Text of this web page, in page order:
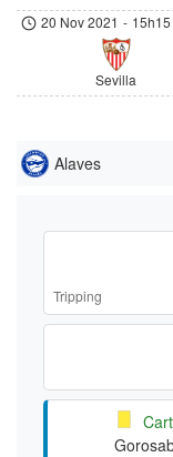
20 Nov 2021 - 15h15
Sevilla
Alaves
Tripping